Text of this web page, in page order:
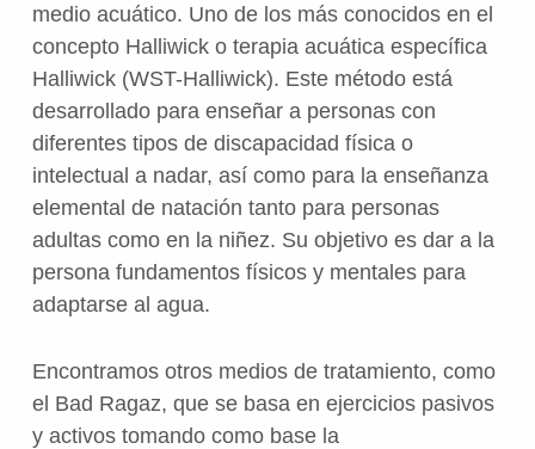
medio acuático. Uno de los más conocidos en el
concepto Halliwick o terapia acuática específica
Halliwick (WST-Halliwick). Este método está
desarrollado para enseñar a personas con
diferentes tipos de discapacidad física o
intelectual a nadar, así como para la enseñanza
elemental de natación tanto para personas
adultas como en la niñez. Su objetivo es dar a la
persona fundamentos físicos y mentales para
adaptarse al agua.
Encontramos otros medios de tratamiento, como
el Bad Ragaz, que se basa en ejercicios pasivos
y activos tomando como base la